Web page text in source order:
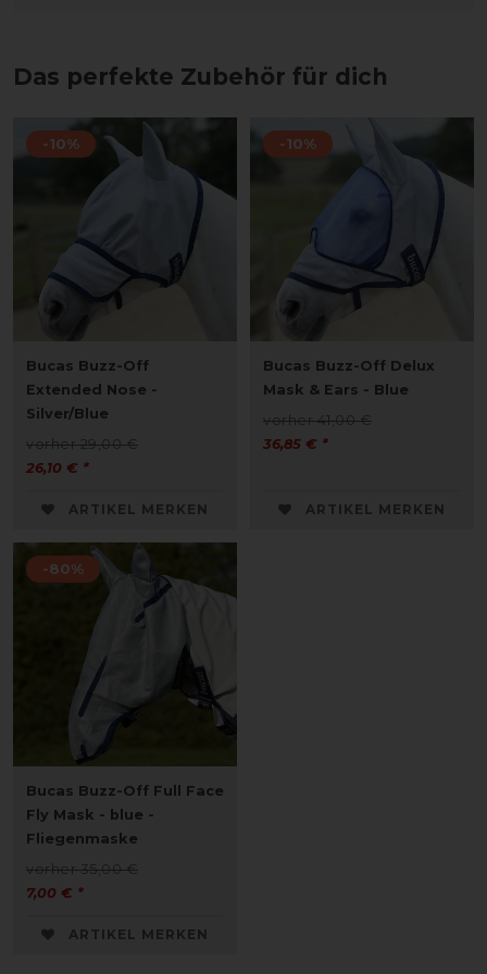
Das perfekte Zubehör für dich
-10%
Bucas Buzz-Off
Extended Nose -
Silver/Blue
vorher 29,00 €
26,10 € *
ARTIKEL MERKEN
-10%
Bucas Buzz-Off Delux
Mask & Ears - Blue
vorher 41,00 €
36,85 € *
ARTIKEL MERKEN
-80%
Bucas Buzz-Off Full Face
Fly Mask - blue -
Fliegenmaske
vorher 35,00 €
7,00 € *
ARTIKEL MERKEN